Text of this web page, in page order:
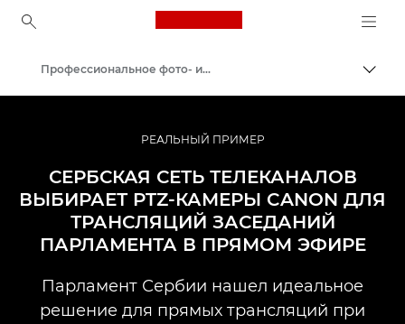
Canon Logo, back to
Профессиональная фото- и видеосъемка
Профессиональное фото- и видеооборудование: примеры внедрения
РЕАЛЬНЫЙ ПРИМЕР
СЕРБСКАЯ СЕТЬ ТЕЛЕКАНАЛОВ
ВЫБИРАЕТ PTZ-КАМЕРЫ CANON ДЛЯ
ТРАНСЛЯЦИЙ ЗАСЕДАНИЙ
ПАРЛАМЕНТА В ПРЯМОМ ЭФИРЕ
Парламент Сербии нашел идеальное
решение для прямых трансляций при